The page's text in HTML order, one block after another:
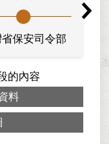
保安司令部
的內容
料